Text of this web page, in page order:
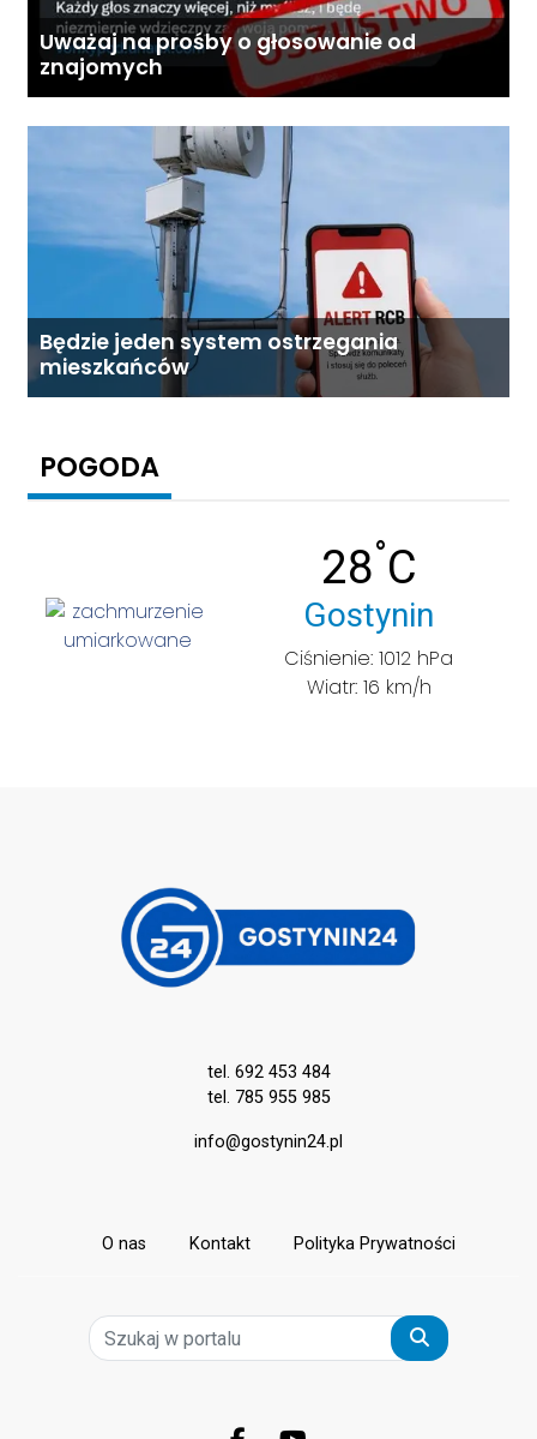
Uważaj na prośby o głosowanie od
znajomych
Będzie jeden system ostrzegania
mieszkańców
POGODA
28°C
Miasto:
Gostynin
Ciśnienie: 1012 hPa
Wiatr: 16 km/h
tel. 692 453 484
tel. 785 955 985
info@gostynin24.pl
O nas Kontakt Polityka Prywatności
Szukaj